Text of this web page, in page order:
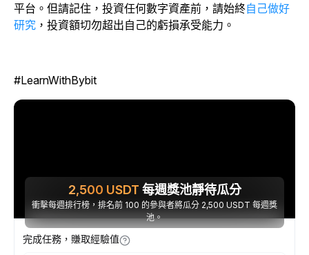
平台。但請記住，投資任何數字資產前，請始終自己做好
研究 ，投資額切勿超出自己的虧損承受能力。
#LearnWithBybit
2,500 USDT 每週獎池靜待瓜分
衝擊每週排行榜，排名前 100 的參與者將瓜分 2,500 USDT 每週獎
池。
完成任務，賺取經驗值